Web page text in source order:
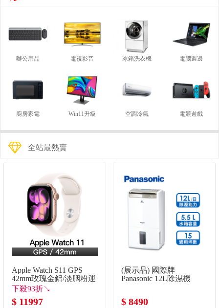
辦公用品 電視影音 冰箱洗衣機 電腦週邊
廚房家電 Win11升級 空調冷氣 電競遊戲
全站最熱賣
Apple Watch S11 GPS
42mm玫瑰金鋁/淡胭粉運
動錶帶-SM
下殺93折↘
$ 11997
(展示品) 國際牌
Panasonic 12L除濕機
$ 8490